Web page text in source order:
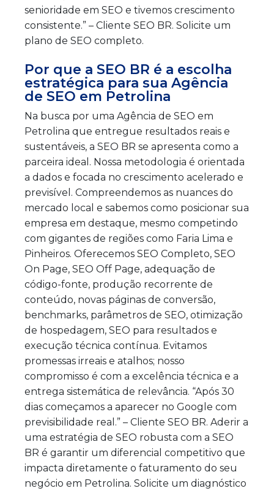
senioridade em SEO e tivemos crescimento
consistente.” – Cliente SEO BR. Solicite um
plano de SEO completo.
Por que a SEO BR é a escolha
estratégica para sua Agência
de SEO em Petrolina
Na busca por uma Agência de SEO em
Petrolina que entregue resultados reais e
sustentáveis, a SEO BR se apresenta como a
parceira ideal. Nossa metodologia é orientada
a dados e focada no crescimento acelerado e
previsível. Compreendemos as nuances do
mercado local e sabemos como posicionar sua
empresa em destaque, mesmo competindo
com gigantes de regiões como Faria Lima e
Pinheiros. Oferecemos SEO Completo, SEO
On Page, SEO Off Page, adequação de
código-fonte, produção recorrente de
conteúdo, novas páginas de conversão,
benchmarks, parâmetros de SEO, otimização
de hospedagem, SEO para resultados e
execução técnica contínua. Evitamos
promessas irreais e atalhos; nosso
compromisso é com a excelência técnica e a
entrega sistemática de relevância. “Após 30
dias começamos a aparecer no Google com
previsibilidade real.” – Cliente SEO BR. Aderir a
uma estratégia de SEO robusta com a SEO
BR é garantir um diferencial competitivo que
impacta diretamente o faturamento do seu
negócio em Petrolina. Solicite um diagnóstico